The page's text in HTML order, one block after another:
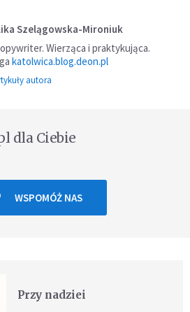
Szelągowska-Mironiuk
Wierząca i praktykująca.
katolwica.blog.deon.pl
autora
dla Ciebie
WSPOMÓŻ NAS
Przy nadziei